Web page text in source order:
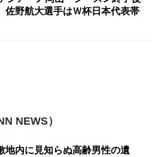
野航大選手はＷ杯日本代表帯
NEWS）
地内に見知らぬ高齢男性の遺